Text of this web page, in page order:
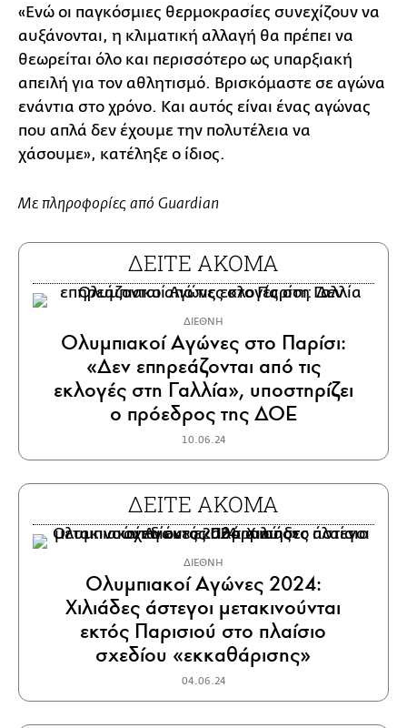
«Ενώ οι παγκόσμιες θερμοκρασίες συνεχίζουν να
αυξάνονται, η κλιματική αλλαγή θα πρέπει να
θεωρείται όλο και περισσότερο ως υπαρξιακή
απειλή για τον αθλητισμό. Βρισκόμαστε σε αγώνα
ενάντια στο χρόνο. Και αυτός είναι ένας αγώνας
που απλά δεν έχουμε την πολυτέλεια να
χάσουμε», κατέληξε ο ίδιος.
Με πληροφορίες από Guardian
ΔΕΙΤΕ ΑΚΟΜΑ
ΔΙΕΘΝΗ
Ολυμπιακοί Αγώνες στο Παρίσι:
«Δεν επηρεάζονται από τις
εκλογές στη Γαλλία», υποστηρίζει
ο πρόεδρος της ΔΟΕ
10.06.24
ΔΕΙΤΕ ΑΚΟΜΑ
ΔΙΕΘΝΗ
Ολυμπιακοί Αγώνες 2024:
Χιλιάδες άστεγοι μετακινούνται
εκτός Παρισιού στο πλαίσιο
σχεδίου «εκκαθάρισης»
04.06.24